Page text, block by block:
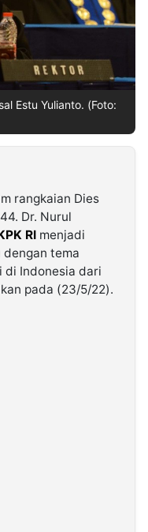
Estu Yulianto. (Foto:
rangkaian Dies
Dr. Nurul
RI menjadi
dengan tema
di Indonesia dari
pada (23/5/22).